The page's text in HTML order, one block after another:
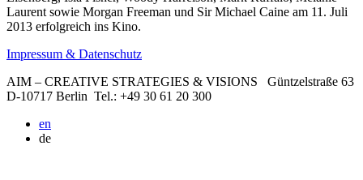
Laurent sowie Morgan Freeman und Sir Michael Caine am 11. Juli
2013 erfolgreich ins Kino.
Impressum & Datenschutz
AIM – CREATIVE STRATEGIES & VISIONS
Güntzelstraße 63
D-10717 Berlin Tel.: +49 30 61 20 300
en
de